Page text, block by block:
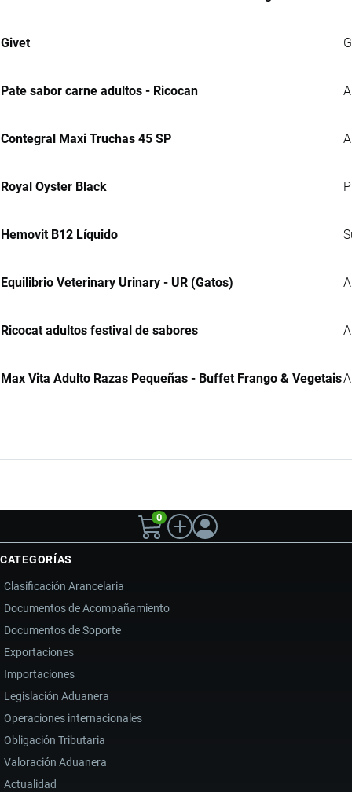
Givet
Pate sabor carne adultos - Ricocan
Contegral Maxi Truchas 45 SP
Royal Oyster Black
Hemovit B12 Líquido
Equilibrio Veterinary Urinary - UR (Gatos)
Ricocat adultos festival de sabores
Max Vita Adulto Razas Pequeñas - Buffet Frango & Vegetais
0
CATEGORÍAS
Clasificación Arancelaria
Documentos de Acompañamiento
Documentos de Soporte
Exportaciones
Importaciones
Legislación Aduanera
Operaciones internacionales
Obligación Tributaria
Valoración Aduanera
Actualidad